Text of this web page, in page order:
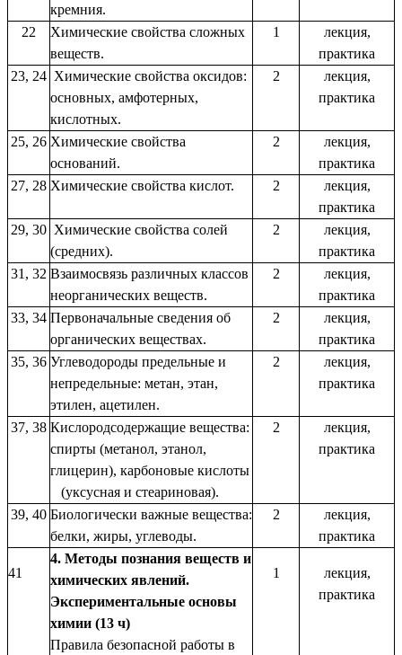
кремния.
22
Химические свойства сложных
веществ.
1
лекция,
практика
23, 24 Химические свойства оксидов:
основных, амфотерных,
кислотных.
2
лекция,
практика
25, 26 Химические свойства
оснований.
2
лекция,
практика
27, 28 Химические свойства кислот. 2
лекция,
практика
29, 30 Химические свойства солей
(средних).
2
лекция,
практика
31, 32 Взаимосвязь различных классов
неорганических веществ.
2
лекция,
практика
33, 34 Первоначальные сведения об
органических веществах.
2
лекция,
практика
35, 36 Углеводороды предельные и
непредельные: метан, этан,
этилен, ацетилен.
2
лекция,
практика
37, 38 Кислородсодержащие вещества:
спирты (метанол, этанол,
глицерин), карбоновые кислоты
(уксусная и стеариновая).
2
лекция,
практика
39, 40 Биологически важные вещества:
белки, жиры, углеводы.
2
лекция,
практика
41
4. Методы познания веществ и
химических явлений.
Экспериментальные основы
химии (13 ч)
Правила безопасной работы в
1
лекция,
практика